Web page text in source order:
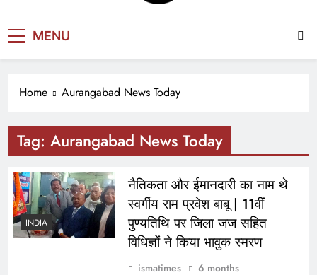
NEWS
MENU
Home Aurangabad News Today
Tag: Aurangabad News Today
INDIA
नैतिकता और ईमानदारी का नाम थे
स्वर्गीय राम प्रवेश बाबू | 11वीं
पुण्यतिथि पर जिला जज सहित
विधिज्ञों ने किया भावुक स्मरण
ismatimes
6 months